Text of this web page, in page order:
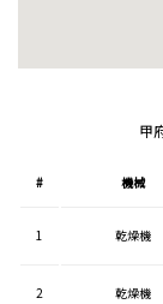
甲
# 機械
1 乾燥機
2 乾燥機